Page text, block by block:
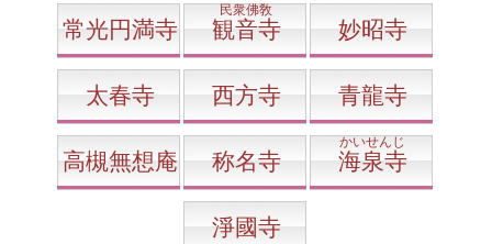
常光円満寺
民衆佛敎
観音寺 妙昭寺
太春寺 西方寺 青龍寺
高槻無想庵 称名寺
かいせんじ
海泉寺
淨國寺